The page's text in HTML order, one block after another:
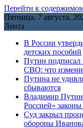
Перейти к
Пятница, 7 августа,
Лента
В России
детских пособий
Путин подписал
СВО: что
Путина не
сбываются
Владимир
Россией»
Cуд закрыл
обороны